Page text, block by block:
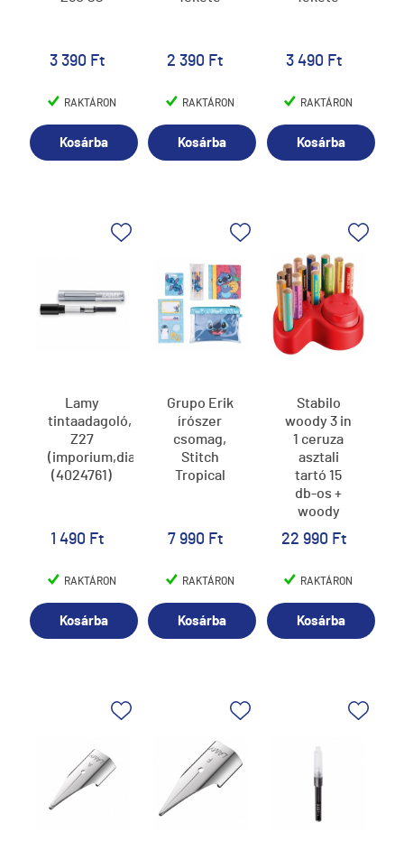
3 390 Ft
RAKTÁRON
Kosárba
2 390 Ft
RAKTÁRON
Kosárba
3 490 Ft
RAKTÁRON
Kosárba
Lamy
tintaadagoló,
Z27
(4024761)
1 490 Ft
RAKTÁRON
Kosárba
Grupo Erik
írószer
csomag,
Stitch
Tropical
7 990 Ft
RAKTÁRON
Kosárba
Stabilo
woody 3 in
1 ceruza
asztali
tartó 15
db-os +
woody
tartályos
hegyező
22 990 Ft
RAKTÁRON
Kosárba